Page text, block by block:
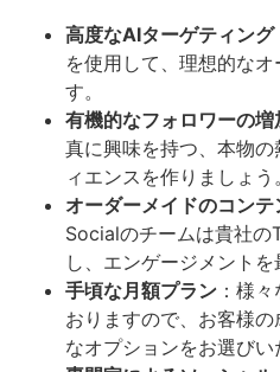
高度なAIターゲティング
を使用して、理想的な
す。
有機的なフォロワーの増
真に興味を持つ、本物
ィエンスを作りましょう。
オーダーメイドのコン
Socialのチームは貴社
し、エンゲージメントを
手頃な月額プラン ：様
おりますので、お客様
なオプションをお選びい